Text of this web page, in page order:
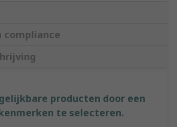
compliance
producten door een
te selecteren.